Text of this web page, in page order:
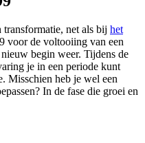
net als bij het
voor de voltooiing van een
begin weer. Tijdens de
je in een periode kunt
Misschien heb je wel een
In de fase die groei en